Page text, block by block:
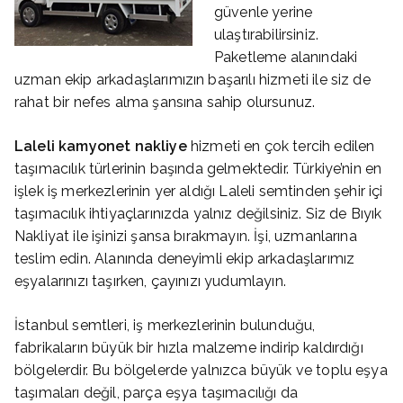
güvenle yerine
ulaştırabilirsiniz.
Paketleme alanındaki
uzman ekip arkadaşlarımızın başarılı hizmeti ile siz de
rahat bir nefes alma şansına sahip olursunuz.
Laleli kamyonet nakliyehizmeti en çok tercih edilen
taşımacılık türlerinin başında gelmektedir. Türkiye’nin en
işlek iş merkezlerinin yer aldığı Laleli semtinden şehir içi
taşımacılık ihtiyaçlarınızda yalnız değilsiniz. Siz de Bıyık
Nakliyat ile işinizi şansa bırakmayın. İşi, uzmanlarına
teslim edin. Alanında deneyimli ekip arkadaşlarımız
eşyalarınızı taşırken, çayınızı yudumlayın.
İstanbul semtleri, iş merkezlerinin bulunduğu,
fabrikaların büyük bir hızla malzeme indirip kaldırdığı
bölgelerdir. Bu bölgelerde yalnızca büyük ve toplu eşya
taşımaları değil, parça eşya taşımacılığı da